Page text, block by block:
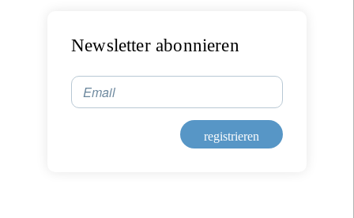
Newsletter abonnieren
Email
registrieren